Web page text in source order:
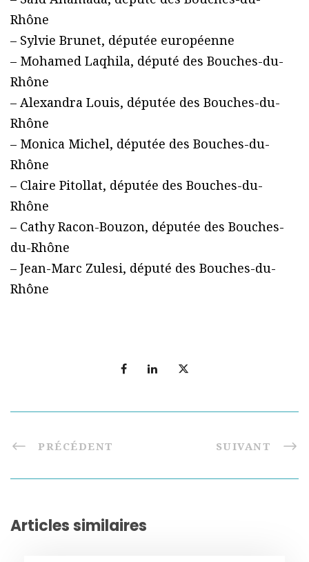
Rhône
– Sylvie Brunet, députée européenne
– Mohamed Laqhila, député des Bouches-du-
Rhône
– Alexandra Louis, députée des Bouches-du-
Rhône
– Monica Michel, députée des Bouches-du-
Rhône
– Claire Pitollat, députée des Bouches-du-
Rhône
– Cathy Racon-Bouzon, députée des Bouches-
du-Rhône
– Jean-Marc Zulesi, député des Bouches-du-
Rhône
PRÉCÉDENT SUIVANT
Articles similaires